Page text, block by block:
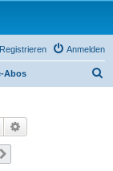
Anmelden
Registrieren
Abos
Suche